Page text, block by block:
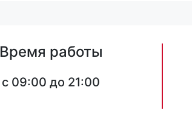
Время работы
c 09:00 до 21:00